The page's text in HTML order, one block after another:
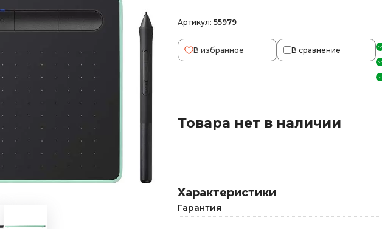
Артикул: 55979
В избранное В сравнение
Товара нет в наличии
Характеристики
Гарантия